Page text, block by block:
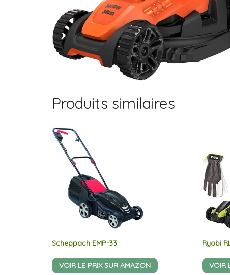
Produits similaires
Scheppach EMP-33
VOIR LE PRIX SUR AMAZON
Ryobi
VOIR